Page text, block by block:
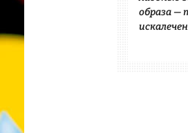
образа —